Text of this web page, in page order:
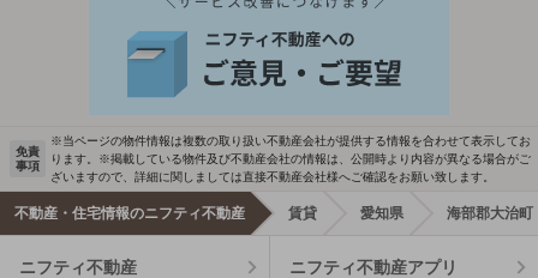
免責
事項
※当ページの物件情報は複数の取り扱い不動産会社が提供する情報を合わせて表示してお
ります。※掲載している物件及び不動産会社の情報は、公開時より内容が異なる場合がご
ざいますので、詳細に関しましては直接不動産会社様へご確認をお願い致します。
不動産・住宅情報のニフティ不動産 賃貸 愛知県 海部郡大治町
ニフティ不動産 ニフティ不動産アプリ